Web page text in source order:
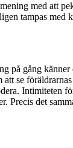
med att
tampas
på gång
se
Intimiteten
Precis det